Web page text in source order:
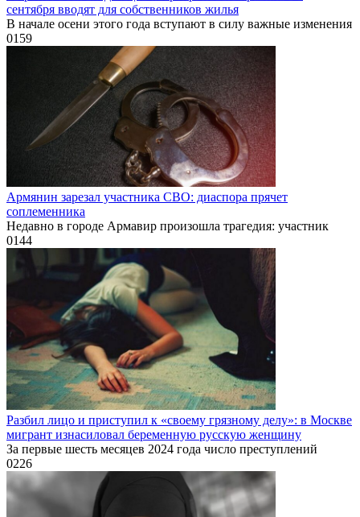
сентября вводят для собственников жилья
В начале осени этого года вступают в силу важные изменения
0159
Армянин зарезал участника СВО: диаспора прячет
соплеменника
Недавно в городе Армавир произошла трагедия: участник
0144
Разбил лицо и приступил к «своему грязному делу»: в Москве
мигрант изнасиловал беременную русскую женщину
За первые шесть месяцев 2024 года число преступлений
0226